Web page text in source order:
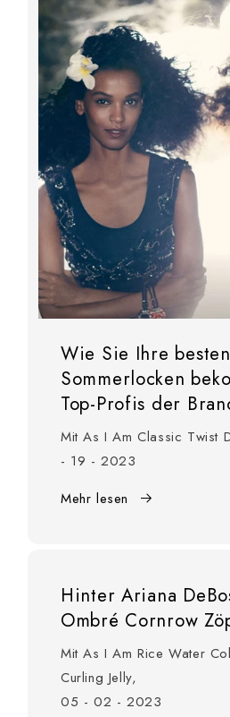
Wie Sie Ihre besten
Sommerlocken
Top-Profis der
Mit As I Am Classic Twist
- 19 - 2023
Mehr lesen
Hinter Ariana
Ombré Cornrow
Mit As I Am Rice Water
Curling Jelly,
05 - 02 - 2023